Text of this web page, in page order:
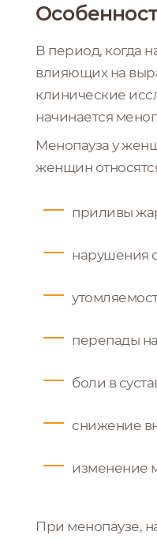
В период, когда
влияющих на
клинические
начинается
Менопауза у
женщин
приливы
нарушения
перепады
боли в
снижение
изменение
При менопаузе,